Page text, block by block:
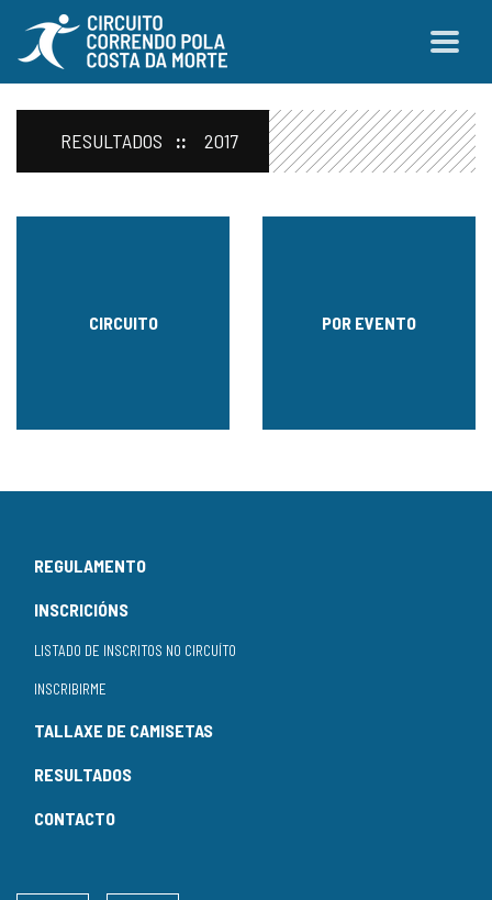
RESULTADOS 2017
CIRCUITO POR EVENTO
REGULAMENTO
INSCRICIÓNS
LISTADO DE INSCRITOS NO CIRCUÍTO
INSCRIBIRME
TALLAXE DE CAMISETAS
RESULTADOS
CONTACTO